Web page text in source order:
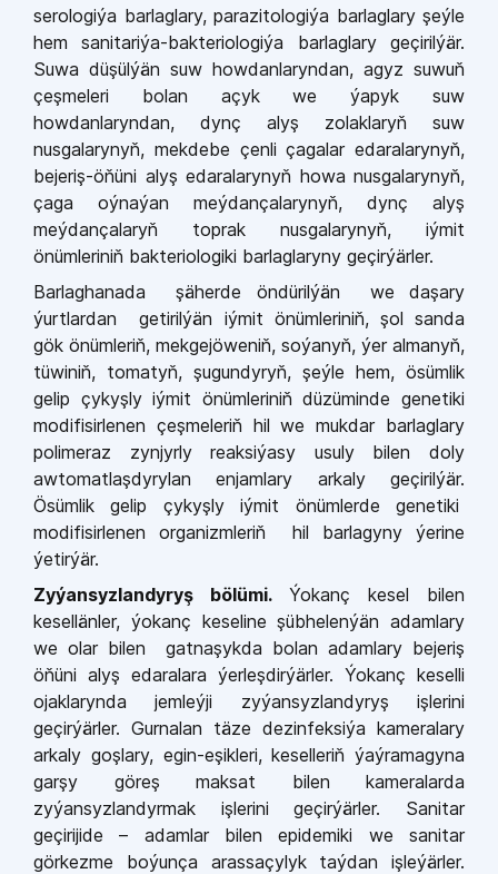
serologiýa barlaglary, parazitologiýa barlaglary şeýle
hem sanitariýa-bakteriologiýa barlaglary geçirilýär.
Suwa düşülýän suw howdanlaryndan, agyz suwuň
çeşmeleri bolan açyk we ýapyk suw
howdanlaryndan, dynç alyş zolaklaryň suw
nusgalarynyň, mekdebe çenli çagalar edaralarynyň,
bejeriş-öňüni alyş edaralarynyň howa nusgalarynyň,
çaga oýnaýan meýdançalarynyň, dynç alyş
meýdançalaryň toprak nusgalarynyň, iýmit
önümleriniň bakteriologiki barlaglaryny geçirýärler.
Barlaghanada şäherde öndürilýän we daşary
ýurtlardan getirilýän iýmit önümleriniň, şol sanda
gök önümleriň, mekgejöweniň, soýanyň, ýer almanyň,
tüwiniň, tomatyň, şugundyryň, şeýle hem, ösümlik
gelip çykyşly iýmit önümleriniň düzüminde genetiki
modifisirlenen çeşmeleriň hil we mukdar barlaglary
polimeraz zynjyrly reaksiýasy usuly bilen doly
awtomatlaşdyrylan enjamlary arkaly geçirilýär.
Ösümlik gelip çykyşly iýmit önümlerde genetiki
modifisirlenen organizmleriň hil barlagyny ýerine
ýetirýär.
Zyýansyzlandyryş bölümi. Ýokanç kesel bilen
kesellänler, ýokanç keseline şübhelenýän adamlary
we olar bilen gatnaşykda bolan adamlary bejeriş
öňüni alyş edaralara ýerleşdirýärler. Ýokanç keselli
ojaklarynda jemleýji zyýansyzlandyryş işlerini
geçirýärler. Gurnalan täze dezinfeksiýa kameralary
arkaly goşlary, egin-eşikleri, keselleriň ýaýramagyna
garşy göreş maksat bilen kameralarda
zyýansyzlandyrmak işlerini geçirýärler. Sanitar
geçirijide – adamlar bilen epidemiki we sanitar
görkezme boýunça arassaçylyk taýdan işleýärler.